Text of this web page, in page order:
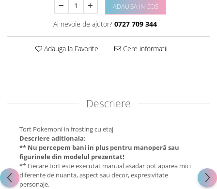
ADAUGA IN COS
Ai nevoie de ajutor? 0727 709 344
Adauga la Favorite Cere informatii
Descriere
Tort Pokemoni in frosting cu etaj
Descriere aditionala:
** Nu percepem bani in plus pentru manoperă sau
figurinele din modelul prezentat!
** Fiecare tort este executat manual asadar pot aparea mici
diferente de nuanta, aspect sau decor, expresivitate
personaje.